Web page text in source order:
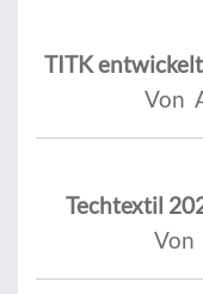
TITK
Von
Techtextil
Von